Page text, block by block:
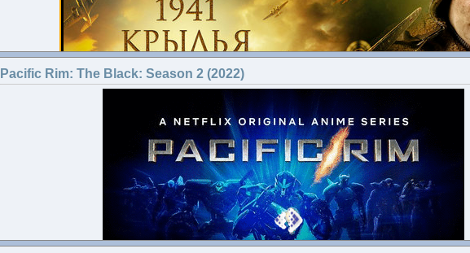
В ролите:Гаврил Менкяров, Ефим Степанов, Инга Леонова,
Наталья Степанова, Роман Атласов, Дмитрий Трофимов...
За филма:
посещава възрастните си родители, живеещи
в труднодостъпно северно село. Изведнъж детето им
се разболява от дизентерия. В селото липсват
необходимите лекарства, телефонната линия е прекъсната,
а пътищата са отнесени от пролетното наводнение.
Младият татко Ваня решава сам да стигне
до областния център, за помощ...
Pacific Rim: The Black: Season 2 (2022)